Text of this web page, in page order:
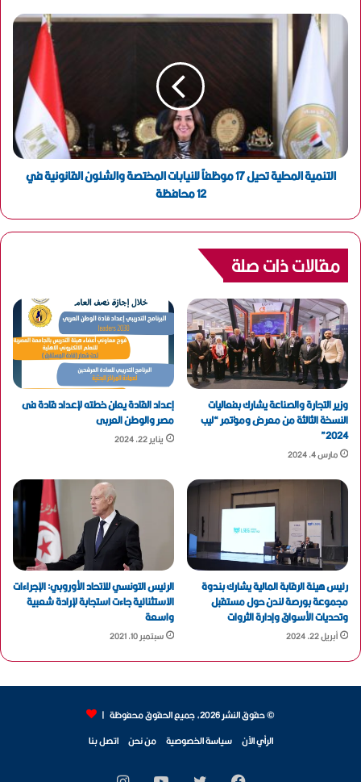
ي
التنمية المحلية تحيل 17 موظفاً للنيابات المختصة والشئون القانونية في
12 محافظة
مقالات ذات صلة
وزير التجارة والصناعة يشارك بفعاليات
النسخة الثالثة من معرض ومؤتمر “ليب
2024”
مارس 4, 2024
إعداد القادة يعلن خطته لإعداد قادة فى
مصر والوطن العربى
يناير 22, 2024
رئيس هيئة الرقابة المالية يشارك بندوة
مجموعة بورصة لندن حول مستقبل
وتحديات الأسواق وإدارة الثروات
أبريل 22, 2024
الرئيس التونسي للاتحاد الأوروبي: الإجراءات
الاستثنائية جاءت استجابة لإرادة شعبية
واسعة
سبتمبر 10, 2021
© حقوق النشر 2026، جميع الحقوق محفوظة |
الرأي الآن سياسة الخصوصية من نحن اتصل بنا